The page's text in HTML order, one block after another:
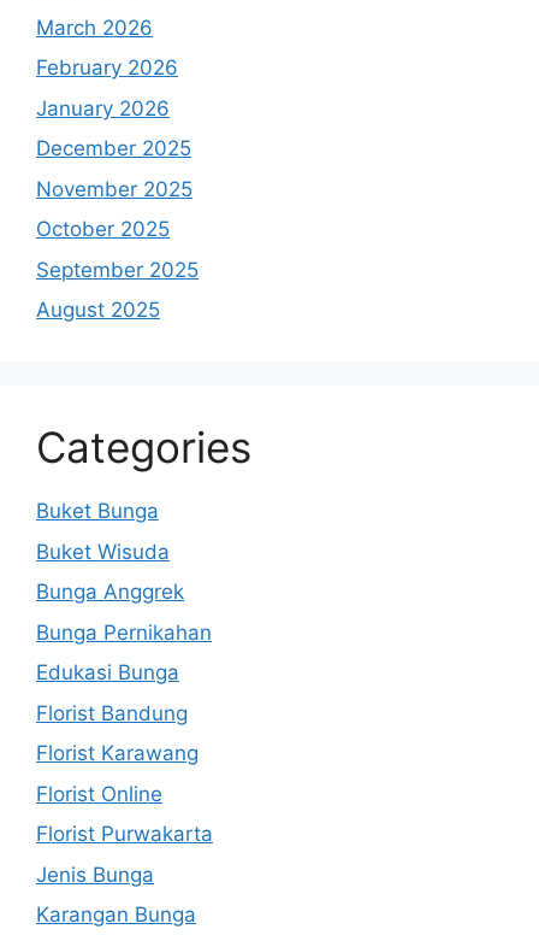
March 2026
February 2026
January 2026
December 2025
November 2025
October 2025
September 2025
August 2025
Categories
Buket Bunga
Buket Wisuda
Bunga Anggrek
Bunga Pernikahan
Edukasi Bunga
Florist Bandung
Florist Karawang
Florist Online
Florist Purwakarta
Jenis Bunga
Karangan Bunga